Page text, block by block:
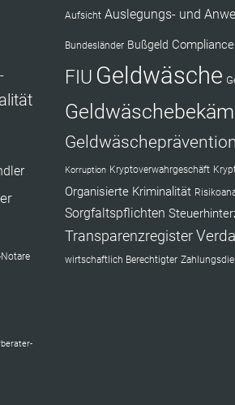
Aufsicht Auslegungs- und
Bundesländer Bußgeld Compliance
FIU Geldwäsche
Geldwäscheprävention
Korruption Kryptoverwahrgeschäft
Organisierte Kriminalität
Sorgfaltspflichten
Transparenzregister
wirtschaftlich Berechtigter